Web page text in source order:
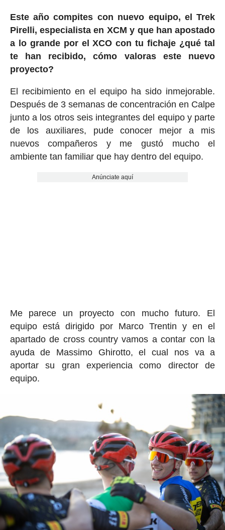
Este año compites con nuevo equipo, el Trek
Pirelli, especialista en XCM y que han apostado
a lo grande por el XCO con tu fichaje ¿qué tal
te han recibido, cómo valoras este nuevo
proyecto?
El recibimiento en el equipo ha sido inmejorable.
Después de 3 semanas de concentración en Calpe
junto a los otros seis integrantes del equipo y parte
de los auxiliares, pude conocer mejor a mis
nuevos compañeros y me gustó mucho el
ambiente tan familiar que hay dentro del equipo.
Anúnciate aquí
Me parece un proyecto con mucho futuro. El
equipo está dirigido por Marco Trentin y en el
apartado de cross country vamos a contar con la
ayuda de Massimo Ghirotto, el cual nos va a
aportar su gran experiencia como director de
equipo.